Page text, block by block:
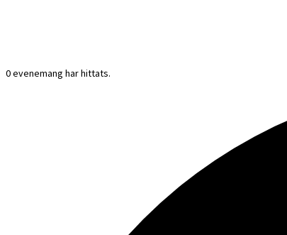
0 evenemang har hittats.